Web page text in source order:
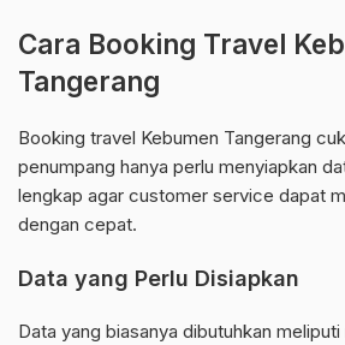
Cara Booking Travel
Tangerang
Booking travel Kebumen Tangerang
penumpang hanya perlu menyiapkan
lengkap agar customer service dapat
dengan cepat.
Data yang Perlu Disiapkan
Data yang biasanya dibutuhkan